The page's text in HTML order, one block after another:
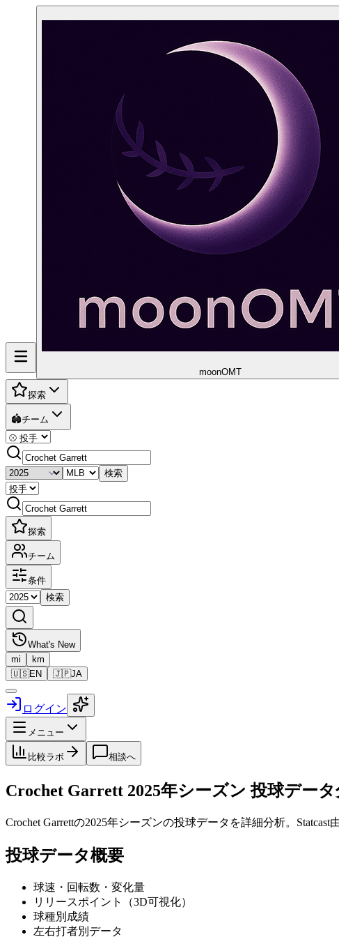
moonOMT
探索
🏟️チーム
検索
探索
チーム
条件
検索
What's New
mi
km
🇺🇸EN 🇯🇵JA
ログイン
メニュー
比較ラボ 相談へ
Crochet Garrett 2025年シーズン 投球データ
Crochet Garrettの2025年シーズンの投球データを詳細分析。
投球データ概要
球速・回転数・変化量
リリースポイント（3D可視化）
球種別成績
左右打者別データ